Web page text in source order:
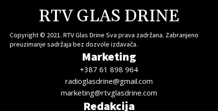
RTV GLAS DRINE
Copyright © 2021. RTV Glas Drine Sva prava zadržana. Zabranjeno
preuzimanje sadržaja bez dozvole izdavača.
Marketing
+387 61 898 964
radioglasdrine@gmail.com
marketing@rtvglasdrine.com
Redakcija